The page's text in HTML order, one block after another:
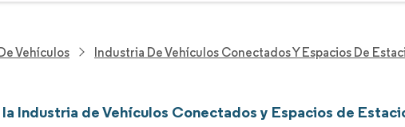
Vehículos Industria De Vehículos Conectados Y Espacios De
Industria de Vehículos Conectados y Espacios de